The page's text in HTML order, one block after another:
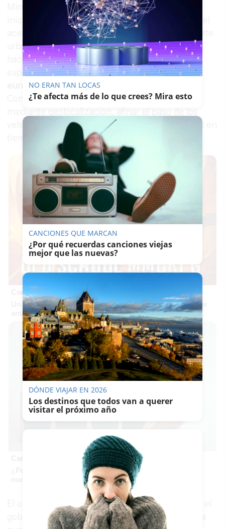
Ministerio de Industria, Energía y Turismo. La
iniciativa, denominadaBUSJEREZ
acercamiento del ciudadano a la red de transporte
urbano, mejorando la gestión de la misma, para
hacerla más rentable, eficiente y atractiva, y
supondría una inversión total de555.837,40
euros, cofinanciada al
Controlar a la vez toda la flota de autobuses
mediante geolocalización, afinar el paso de los
vehículos por las paradas, consultar incidencias en
Corepunk MMORPG
Un verdadero MMORPG de la vieja escuela ¡Cómo los de
antes, pero mejor!
Canciones que marcan
¿Por qué recuerdas canciones viejas mejor que las
El objeto de este proyecto, según ha informado el
gobierno municipal en una nota de prensa, es la
NO ERAN TAN LOCAS
¿Te afecta más de lo que crees? Mira esto
CANCIONES QUE MARCAN
¿Por qué recuerdas canciones viejas
mejor que las nuevas?
DÓNDE VIAJAR EN 2026
Los destinos que todos van a querer
visitar el próximo año